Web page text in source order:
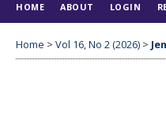
HOME ABOUT LOGIN
Home > Vol 16, No 2 (2026) >